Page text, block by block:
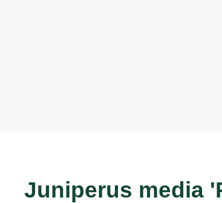
Juniperus media